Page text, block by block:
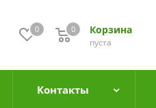
0 Корзина
0
пуста
0
Контакты